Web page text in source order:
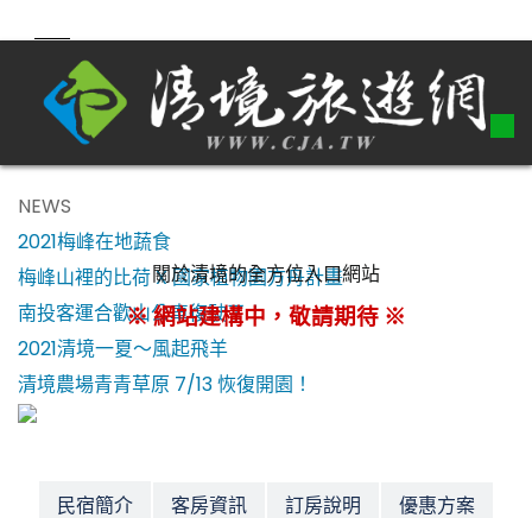
NEWS
2021梅峰在地蔬食
梅峰山裡的比荷 X 國家植物園方舟計畫
南投客運合歡山公車復駛了！
2021清境一夏～風起飛羊
清境農場青青草原 7/13 恢復開園！
關於清境的全方位入口網站
※ 網站建構中，敬請期待 ※
民宿簡介 客房資訊 訂房說明
優惠方案